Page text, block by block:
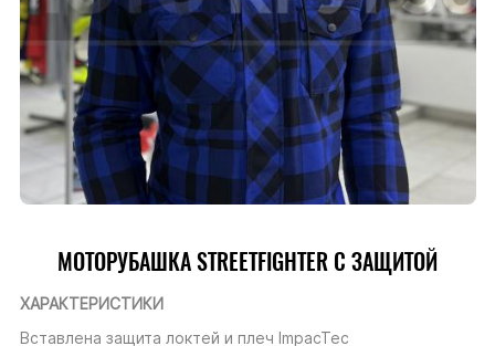
МОТОРУБАШКА STREETFIGHTER С ЗАЩИТОЙ
ХАРАКТЕРИСТИКИ
Вставлена защита локтей и плеч ImpacTec